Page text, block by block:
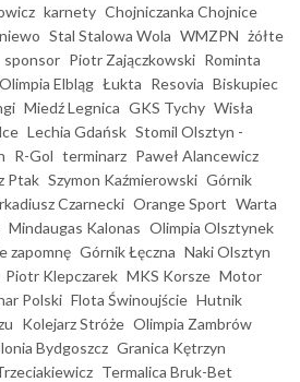
karnety Chojniczanka Chojnice
Stal Stalowa Wola WMZPN żółte
sponsor Piotr Zajączkowski Rominta
Olimpia Elbląg Łukta Resovia Biskupiec
Miedź Legnica GKS Tychy Wisła
Lechia Gdańsk Stomil Olsztyn -
R-Gol terminarz Paweł Alancewicz
Ptak Szymon Kaźmierowski Górnik
Czarnecki Orange Sport Warta
Mindaugas Kalonas Olimpia Olsztynek
zapomnę Górnik Łęczna Naki Olsztyn
Piotr Klepczarek MKS Korsze Motor
Polski Flota Świnoujście Hutnik
Kolejarz Stróże Olimpia Zambrów
Bydgoszcz Granica Kętrzyn
Termalica Bruk-Bet